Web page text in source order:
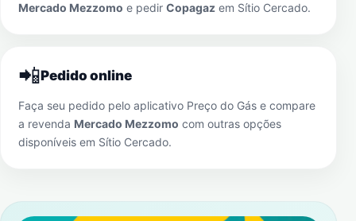
Mercado Mezzomo e pedir Copagaz em Sítio Cercado.
📲Pedido online
Faça seu pedido pelo aplicativo Preço do Gás e compare
a revenda Mercado Mezzomo com outras opções
disponíveis em Sítio Cercado.